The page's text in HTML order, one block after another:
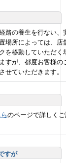
路の養生を行ない、
場所によっては、店
を移動していただく
すが、都度お客様の
せていただきます。
のページで詳しく
すが